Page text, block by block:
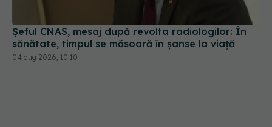
Șeful CNAS, mesaj după revolta radiologilor: În
sănătate, timpul se măsoară în șanse la viață
04 aug 2026, 10:10